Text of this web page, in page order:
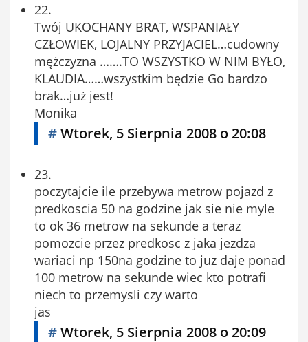
22.
Twój UKOCHANY BRAT, WSPANIAŁY
CZŁOWIEK, LOJALNY PRZYJACIEL…cudowny
mężczyzna …….TO WSZYSTKO W NIM BYŁO,
KLAUDIA……wszystkim będzie Go bardzo
brak…już jest!
Monika
#Wtorek, 5 Sierpnia 2008 o 20:08
23.
poczytajcie ile przebywa metrow pojazd z
predkoscia 50 na godzine jak sie nie myle
to ok 36 metrow na sekunde a teraz
pomozcie przez predkosc z jaka jezdza
wariaci np 150na godzine to juz daje ponad
100 metrow na sekunde wiec kto potrafi
niech to przemysli czy warto
jas
#Wtorek, 5 Sierpnia 2008 o 20:09